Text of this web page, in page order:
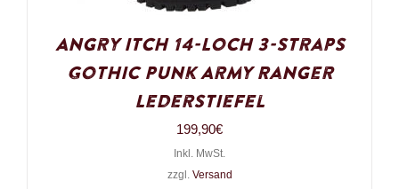
Angry Itch 14-Loch 3-Straps
Gothic Punk Army Ranger
Lederstiefel
199,90€
Inkl. MwSt.
zzgl. Versand